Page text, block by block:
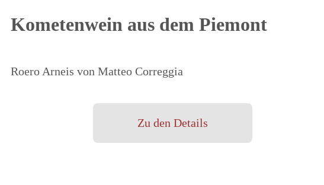
Kometenwein aus dem Piemont
Roero Arneis von Matteo Correggia
Zu den Details